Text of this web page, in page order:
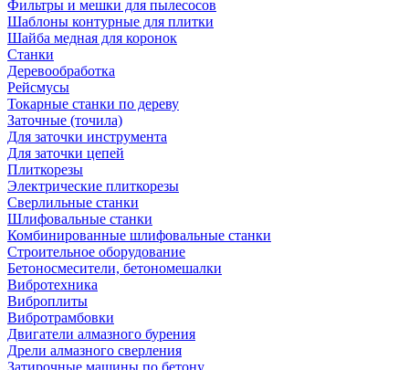
Фильтры и мешки для пылесосов
Шаблоны контурные для плитки
Шайба медная для коронок
Станки
Деревообработка
Рейсмусы
Токарные станки по дереву
Заточные (точила)
Для заточки инструмента
Для заточки цепей
Плиткорезы
Электрические плиткорезы
Сверлильные станки
Шлифовальные станки
Комбинированные шлифовальные станки
Строительное оборудование
Бетоносмесители, бетономешалки
Вибротехника
Виброплиты
Вибротрамбовки
Двигатели алмазного бурения
Дрели алмазного сверления
Затирочные машины по бетону